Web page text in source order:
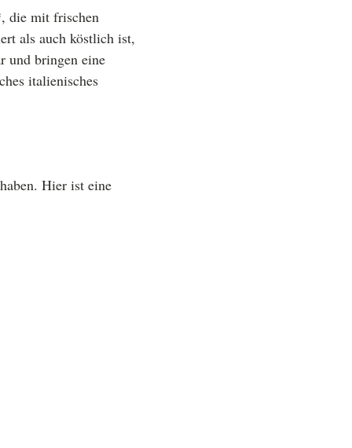
die mit frischen
als auch köstlich ist,
und bringen eine
italienisches
Hier ist eine